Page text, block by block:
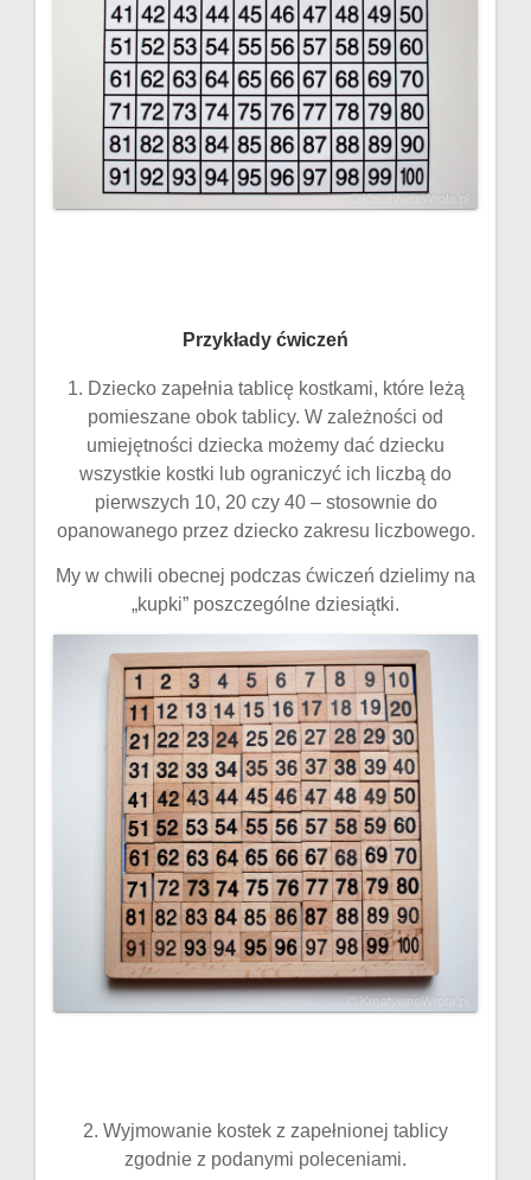
Przykłady ćwiczeń
1. Dziecko zapełnia tablicę kostkami, które leżą
pomieszane obok tablicy. W zależności od
umiejętności dziecka możemy dać dziecku
wszystkie kostki lub ograniczyć ich liczbą do
pierwszych 10, 20 czy 40 – stosownie do
opanowanego przez dziecko zakresu liczbowego.
My w chwili obecnej podczas ćwiczeń dzielimy na
„kupki” poszczególne dziesiątki.
2. Wyjmowanie kostek z zapełnionej tablicy
zgodnie z podanymi poleceniami.